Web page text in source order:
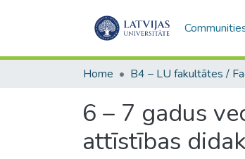
Home
6 – 7 gadus
attīstības